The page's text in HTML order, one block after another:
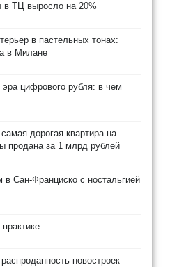
в ТЦ выросло на 20%
в пастельных тонах:
в Милане
эра цифрового рубля: в чем
дорогая квартира на
продана за 1 млрд рублей
в Сан-Франциско с ностальгией
новостроек